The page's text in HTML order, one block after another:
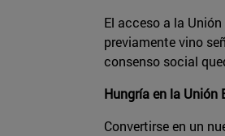
El acceso a la
previamente vino
consenso social
Hungría en la Unión
Convertirse en un